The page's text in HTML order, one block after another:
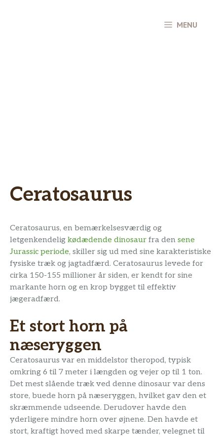
MENU
Ceratosaurus
Ceratosaurus, en bemærkelsesværdig og
letgenkendelig kødædende dinosaur fra den sene
Jurassic periode, skiller sig ud med sine karakteristiske
fysiske træk og jagtadfærd. Ceratosaurus levede for
cirka 150-155 millioner år siden, er kendt for sine
markante horn og en krop bygget til effektiv
jægeradfærd.
Et stort horn på
næseryggen
Ceratosaurus var en middelstor theropod, typisk
omkring 6 til 7 meter i længden og vejer op til 1 ton.
Det mest slående træk ved denne dinosaur var dens
store, buede horn på næseryggen, hvilket gav den et
skræmmende udseende. Derudover havde den
yderligere mindre horn over øjnene. Den havde et
stort, kraftigt hoved med skarpe tænder, velegnet til